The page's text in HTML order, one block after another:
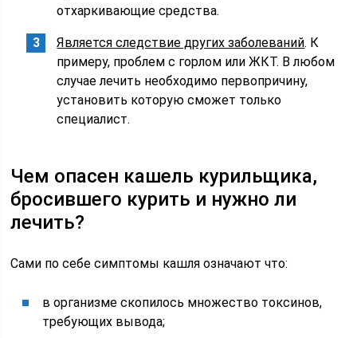
отхаркивающие средства.
Является следствие других заболеваний. К
примеру, проблем с горлом или ЖКТ. В любом
случае лечить необходимо первопричину,
установить которую сможет только
специалист.
Чем опасен кашель курильщика,
бросившего курить и нужно ли
лечить?
Сами по себе симптомы кашля означают что:
в организме скопилось множество токсинов,
требующих вывода;